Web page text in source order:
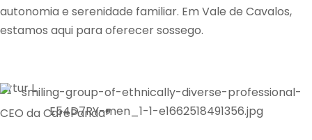
autonomia e serenidade familiar. Em Vale de Cavalos,
estamos aqui para oferecer sossego.
Artur L.
CEO da CarePanda®